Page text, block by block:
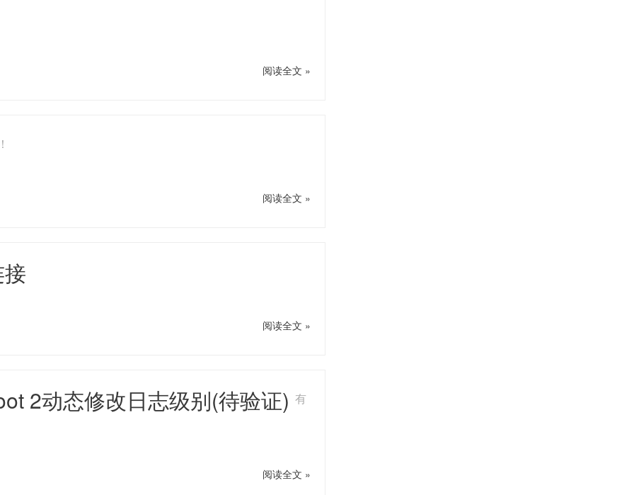
阅读全文 »
阅读全文 »
阅读全文 »
2动态修改日志级别(待验证)有
阅读全文 »